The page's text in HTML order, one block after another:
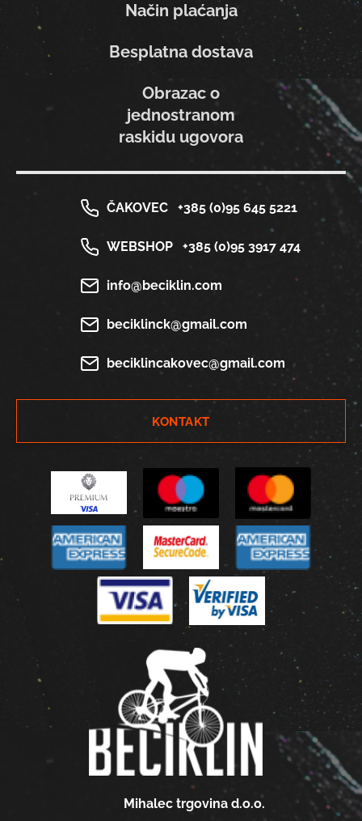
Mihalec trgovina d.o.o.
Način plaćanja
Besplatna dostava
Obrazac o
jednostranom
raskidu ugovora
ČAKOVEC +385 (0)95 645 5221
WEBSHOP +385 (0)95 3917 474
info@beciklin.com
beciklinck@gmail.com
beciklincakovec@gmail.com
KONTAKT